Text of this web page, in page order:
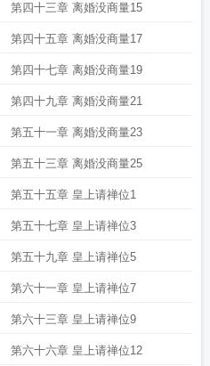
第四十三章 离婚没商量15
第四十五章 离婚没商量17
第四十七章 离婚没商量19
第四十九章 离婚没商量21
第五十一章 离婚没商量23
第五十三章 离婚没商量25
第五十五章 皇上请禅位1
第五十七章 皇上请禅位3
第五十九章 皇上请禅位5
第六十一章 皇上请禅位7
第六十三章 皇上请禅位9
第六十六章 皇上请禅位12